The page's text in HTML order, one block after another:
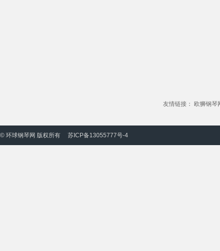
友情链接： 欧狮钢琴
© 环球钢琴网 版权所有 苏ICP备13055777号-4